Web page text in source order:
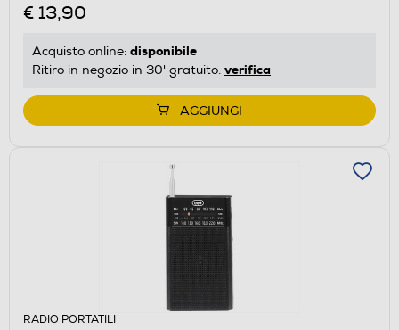
€ 13,90
Acquisto online: disponibile
Ritiro in negozio in 30' gratuito: verifica
AGGIUNGI
RADIO PORTATILI